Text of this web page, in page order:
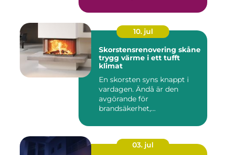
10. jul
Skorstensrenovering skåne
trygg värme i ett tufft
klimat
En skorsten syns knappt i
vardagen. Ändå är den
avgörande för
brandsäkerhet,
03. jul